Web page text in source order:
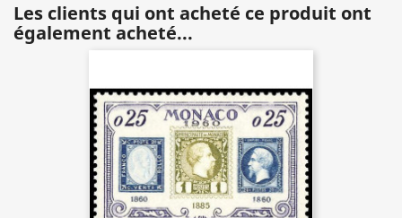
Les clients qui ont acheté ce produit ont
également acheté...